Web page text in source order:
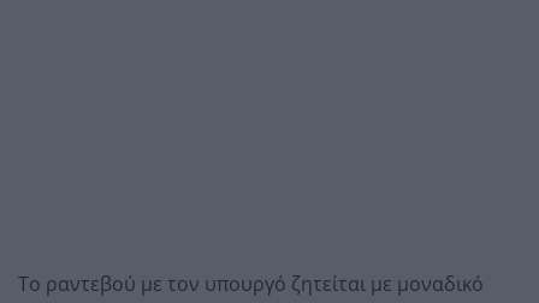
Το ραντεβού με τον υπουργό ζητείται με μοναδικό